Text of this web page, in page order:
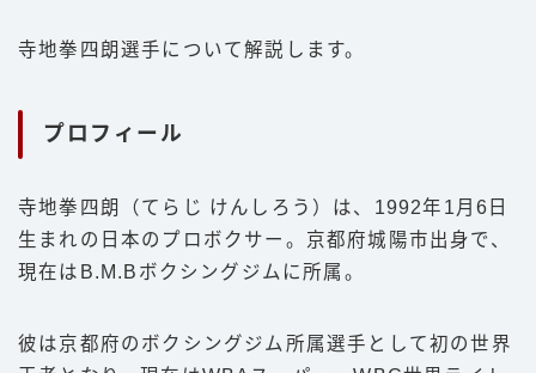
寺地拳四朗選手について解説します。
プロフィール
寺地拳四朗（てらじ けんしろう）は、1992年1月6日
生まれの日本のプロボクサー。京都府城陽市出身で、
現在はB.M.Bボクシングジムに所属。
彼は京都府のボクシングジム所属選手として初の世界